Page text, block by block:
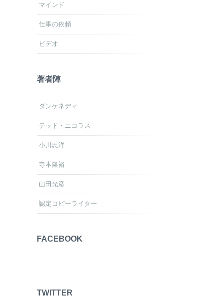
マインド
仕事の依頼
ビデオ
著者陣
ダンケネディ
テッド・ニコラス
小川忠洋
寺本隆裕
山田光彦
認定コピーライター
FACEBOOK
TWITTER